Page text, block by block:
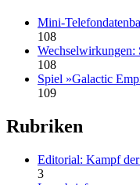
Mini-
108
Wechselwirkungen:
108
Spiel »Galactic
109
Rubriken
Editorial: Kampf
3